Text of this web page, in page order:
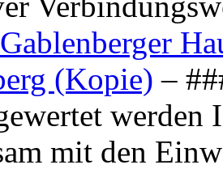
(Kopie) –
werden
mit den